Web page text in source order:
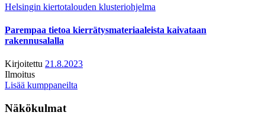
Helsingin kiertotalouden klusteriohjelma
Parempaa tietoa kierrätysmateriaaleista kaivataan
rakennusalalla
Kirjoitettu 21.8.2023
Ilmoitus
Lisää kumppaneilta
Näkökulmat